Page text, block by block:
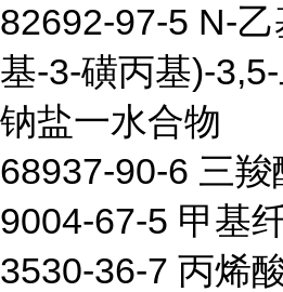
82692-97-5 N-
基-3-磺丙基)-
钠盐一水合物
68937-90-6 三羧
9004-67-5 甲基
3530-36-7 丙烯